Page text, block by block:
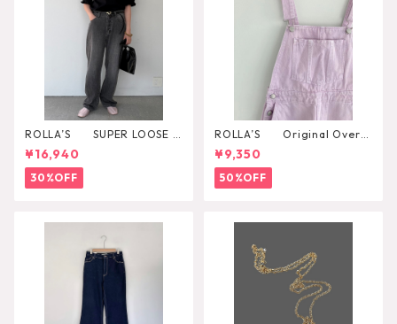
ROLLA’S SUPER LOOSE B
LACK STONE
¥16,940
30%OFF
ROLLA’S Original Overal
l¥9,350
50%OFF